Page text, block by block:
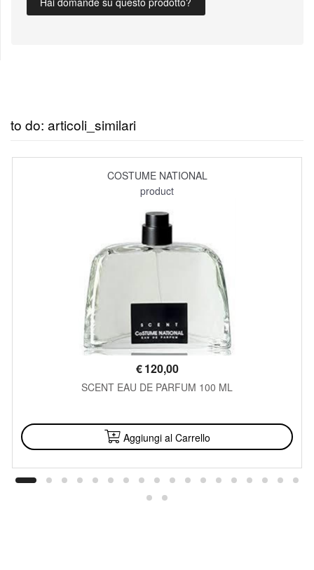
to do: articoli_similari
COSTUME NATIONAL
product
€120,00
SCENT EAU DE PARFUM 100 ML
Aggiungi al Carrello